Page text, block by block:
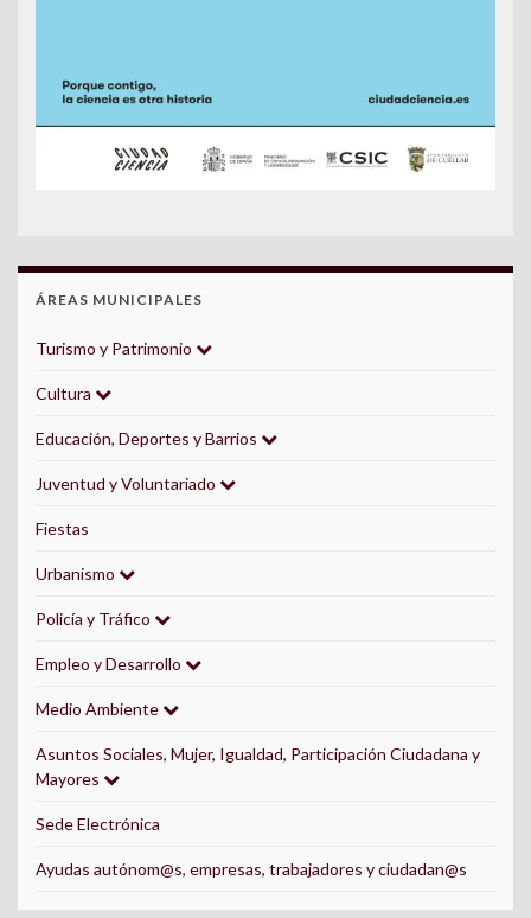
ÁREAS MUNICIPALES
Turismo y Patrimonio
Cultura
Educación, Deportes y Barrios
Juventud y Voluntariado
Fiestas
Urbanismo
Policía y Tráfico
Empleo y Desarrollo
Medio Ambiente
Asuntos Sociales, Mujer, Igualdad, Participación Ciudadana y
Mayores
Sede Electrónica
Ayudas autónom@s, empresas, trabajadores y ciudadan@s